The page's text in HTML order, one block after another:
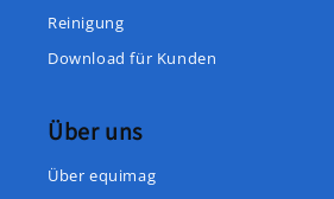
Reinigung
Download für Kunden
Über uns
Über equimag